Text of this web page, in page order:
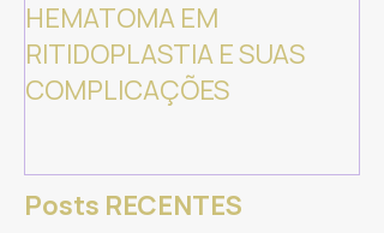
HEMATOMA EM
RITIDOPLASTIA E SUAS
COMPLICAÇÕES
Posts RECENTES